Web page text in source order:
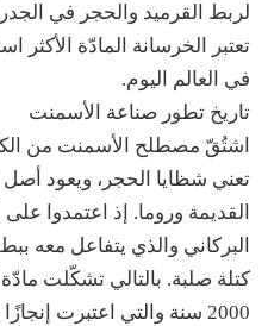
لربط القرميد والحجر في
تعتبر الخرسانة المادّة الأكثر
في العالم اليوم.
تاريخ تطور صناعة الأسمنت
تعني شظايا الحجر، ويعود أصل
القديمة وروما. إذ اعتمدوا
البركاني والذي يتفاعل معه
كتلة صلبة. بالتالي تشكّلت
2000 سنة والتي اعتبرت